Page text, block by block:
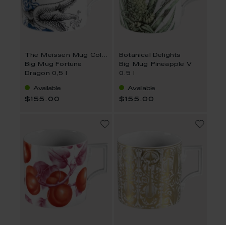
The Meissen Mug Collection
Big Mug Fortune
Dragon 0,5 l
Available
$155.00
Botanical Delights
Big Mug Pineapple V
0.5 l
Available
$155.00